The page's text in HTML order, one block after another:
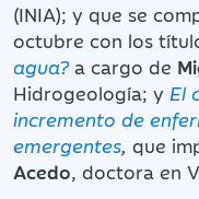
(INIA); y que se
octubre con los
agua?a cargo de
Hidrogeología; y El
incremento de
emergentes, que
Acedo, doctora en